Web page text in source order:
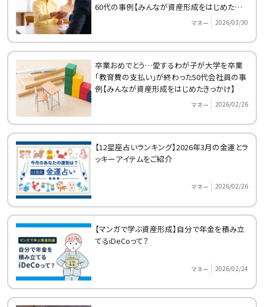
60代の事例【みんなが資産形成をはじめたきっ
マネー 2026/03/30
卒業おめでとう…愛するわが子が大学を卒業
「教育費の支払い」が終わった50代会社員の事
例【みんなが資産形成をはじめたきっかけ】
マネー 2026/02/26
【12星座占いランキング】2026年3月の金運とラ
ッキーアイテムをご紹介
マネー 2026/02/26
【マンガで学ぶ資産形成】自分で年金を積み立
てるiDeCoって？
マネー 2026/02/24